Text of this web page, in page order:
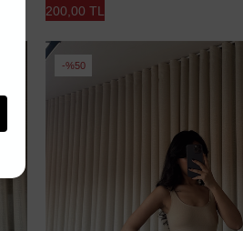
200,00 TL
%50